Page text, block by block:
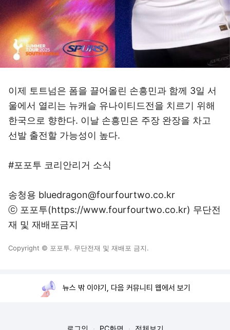
이제 토트넘은 폼을 끌어올린 손흥민과 함께 3일 서
울에서 열리는 뉴캐슬 유나이티드전을 치르기 위해
한국으로 향한다. 이날 손흥민은 주장 완장을 차고
선발 출전할 가능성이 높다.
#포포투 코리안리거 소식
송청용 bluedragon@fourfourtwo.co.kr
ⓒ 포포투(https://www.fourfourtwo.co.kr) 무단전
재 및 재배포금지
Copyright © 포포투. 무단전재 및 재배포 금지.
뉴스 밖 이야기, 다음 커뮤니티 웹에서 보기
로그인 PC화면 전체보기